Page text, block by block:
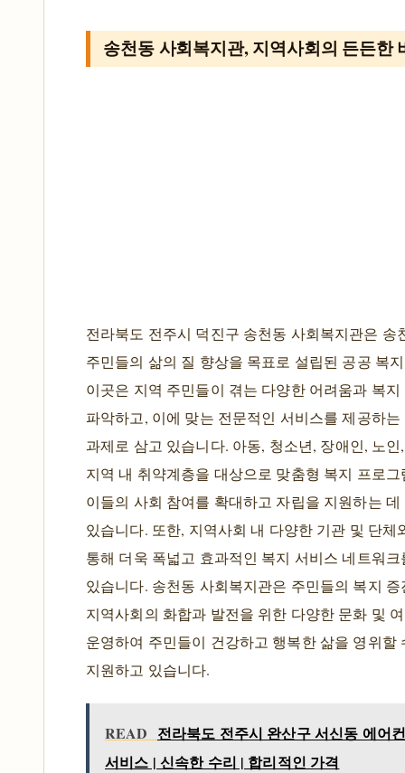
송천동 사회복지관, 지역사회의 든든한
전라북도 전주시 덕진구 송천동 사회복지관은 송
주민들의 삶의 질 향상을 목표로 설립된 공공 복
이곳은 지역 주민들이 겪는 다양한 어려움과 복지
파악하고, 이에 맞는 전문적인 서비스를 제공하
과제로 삼고 있습니다. 아동, 청소년, 장애인, 노
지역 내 취약계층을 대상으로 맞춤형 복지 프로
이들의 사회 참여를 확대하고 자립을 지원하는 데
있습니다. 또한, 지역사회 내 다양한 기관 및 단체
통해 더욱 폭넓고 효과적인 복지 서비스 네트워
있습니다. 송천동 사회복지관은 주민들의 복지
지역사회의 화합과 발전을 위한 다양한 문화 및
운영하여 주민들이 건강하고 행복한 삶을 영위할
지원하고 있습니다.
READ 전라북도 전주시 완산구 서신동 에어
서비스 | 신속한 수리 | 합리적인 가격